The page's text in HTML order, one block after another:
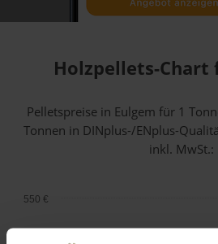
Holzpellets-Chart
Pelletspreise in Eulgem für 1
Tonnen in DINplus-/ENplus-
inkl. MwSt.:
550 €